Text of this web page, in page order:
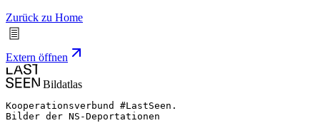
Zurück zu Home
Extern öffnen
Bildatlas
Kooperationsverbund #LastSeen.
Bilder der NS-Deportationen